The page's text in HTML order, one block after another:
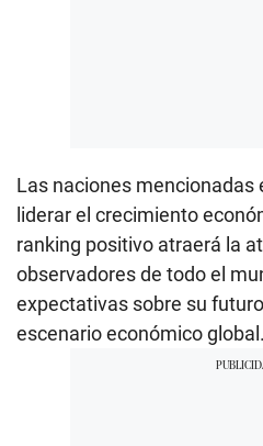
Las naciones mencionadas
liderar el crecimiento
ranking positivo atraerá la
observadores de todo el
expectativas sobre su
escenario económico global.